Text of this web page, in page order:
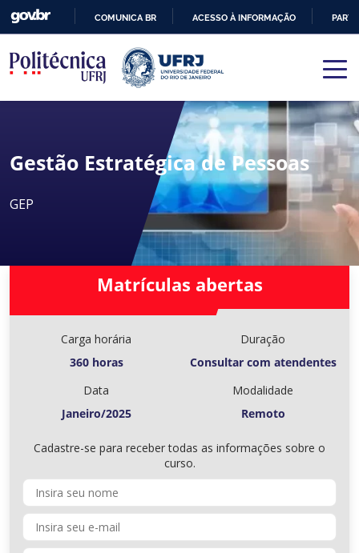
PARA
O
CONTEÚDO
COMUNICA BR ACESSO À INFORMAÇÃO
Gestão Estratégica de Pessoas
GEP
Matrículas abertas
Carga horária
360 horas
Duração
Consultar com atendentes
Data
Janeiro/2025
Modalidade
Remoto
Cadastre-se para receber todas as informações sobre o
curso.